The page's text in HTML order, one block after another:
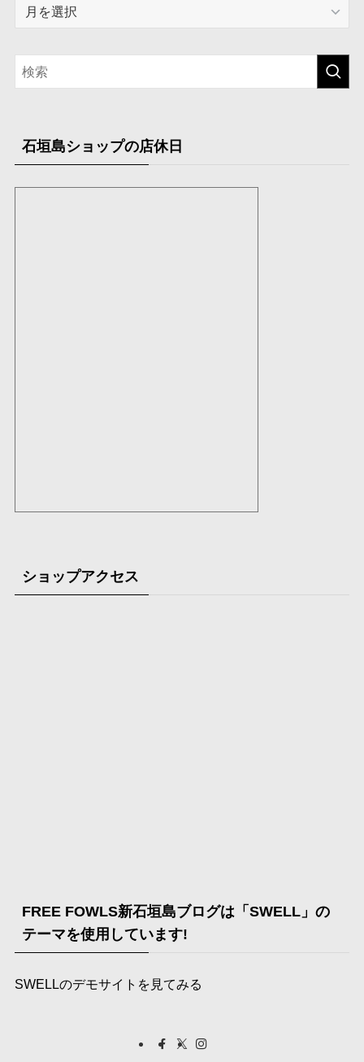
イ
ブ
石垣島ショップの店休日
ショップアクセス
FREE FOWLS新石垣島ブログは「SWELL」の
テーマを使用しています!
SWELLのデモサイトを見てみる